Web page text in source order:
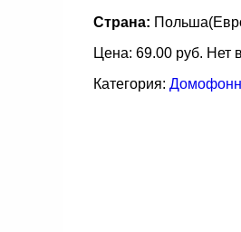
Страна:
Цена: 69.00 руб. Нет
Категория: